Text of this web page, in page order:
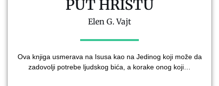
PUT HRISTU
Elen G. Vajt
Ova knjiga usmerava na Isusa kao na Jedinog koji može da
zadovolji potrebe ljudskog bića, a korake onog koji…